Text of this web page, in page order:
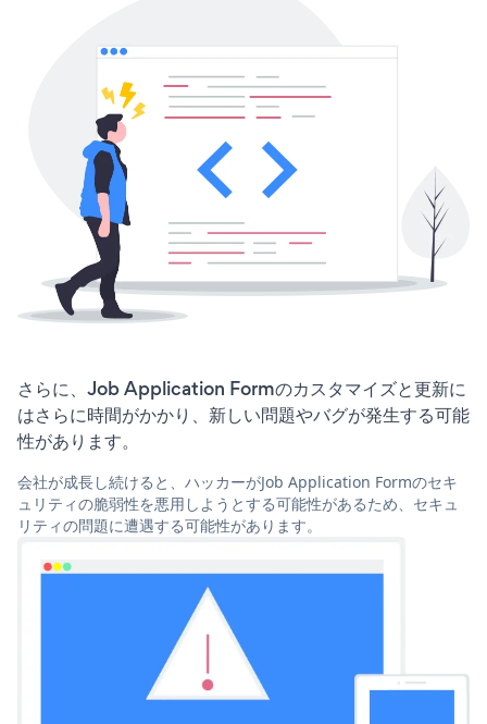
さらに、Job Application Formのカスタマイズと更新に
はさらに時間がかかり、新しい問題やバグが発生する可能
性があります。
会社が成長し続けると、ハッカーがJob Application Formのセキ
ュリティの脆弱性を悪用しようとする可能性があるため、セキュ
リティの問題に遭遇する可能性があります。